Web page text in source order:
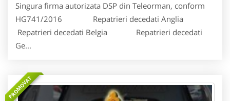
Singura firma autorizata DSP din Teleorman, conform
HG741/2016 Repatrieri decedati Anglia
Repatrieri decedati Belgia Repatrieri decedati
Ge...
PROMOVAT